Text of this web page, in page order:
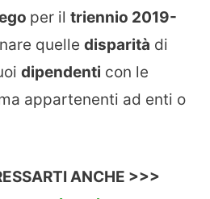
per il triennio 2019-
quelle disparità di
dipendenti con le
appartenenti ad enti o
ANCHE >>>